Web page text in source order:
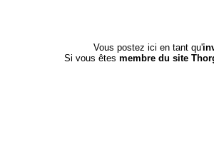
Vous postez ici en tant qu'
Si vous êtes membre du site